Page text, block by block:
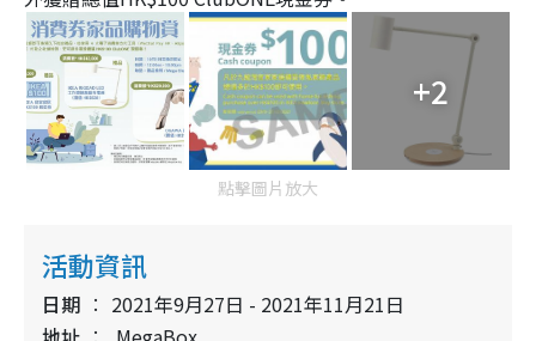
+2
點擊圖片放大
活動資訊
日期
2021年9月27日 - 2021年11月21日